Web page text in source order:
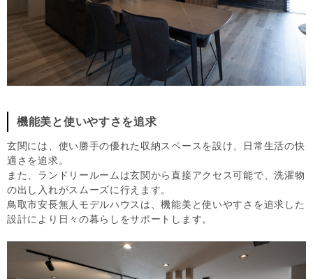
機能美と使いやすさを追求
玄関には、使い勝手の優れた収納スペースを設け、日常生活の快
適さを追求。
また、ランドリールームは玄関から直接アクセス可能で、洗濯物
の出し入れがスムーズに行えます。
鳥取市安長無人モデルハウスは、機能美と使いやすさを追求した
設計により日々の暮らしをサポートします。